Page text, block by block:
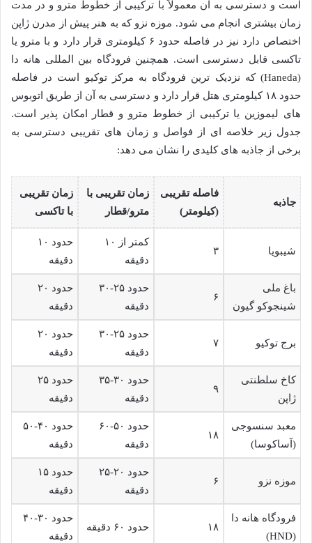
است و دسترسی به آن معمولاً با ترکیبی از خطوط مترو و در مدت
زمان بیشتری انجام می شود. موزه نزو که به هنر پیش از مدرن ژاپن
اختصاص دارد نیز در فاصله حدود ۶ کیلومتری قرار دارد و با مترو یا
تاکسی قابل دسترسی است. همچنین فرودگاه بین المللی هانه دا
(Haneda) که نزدیک ترین فرودگاه به مرکز توکیو است در فاصله
حدود ۱۸ کیلومتری هتل قرار دارد و دسترسی به آن از طریق اتوبوس
های لیموزین یا ترکیبی از خطوط مترو و قطار امکان پذیر است.
جدول زیر خلاصه ای از فواصل و زمان های تقریبی دسترسی به
برخی از جاذبه های کلیدی را نشان می دهد:
جاذبه
فاصله تقریبی
(کیلومتر)
زمان تقریبی با
مترو/قطار
زمان تقریبی
با تاکسی
شیبویا ۳
کمتر از ۱۰
دقیقه
حدود ۱۰
دقیقه
باغ ملی
شینجوکو گیون
۶
حدود ۲۵-۳۰
دقیقه
حدود ۲۰
دقیقه
برج توکیو ۷
حدود ۲۵-۳۰
دقیقه
حدود ۲۰
دقیقه
کاخ سلطنتی
ژاپن
۹
حدود ۳۰-۳۵
دقیقه
حدود ۲۵
دقیقه
معبد سنسوجی
(آساکوسا)
۱۸
حدود ۵۰-۶۰
دقیقه
حدود ۴۰-۵۰
دقیقه
موزه نزو ۶
حدود ۲۰-۲۵
دقیقه
حدود ۱۵
دقیقه
فرودگاه هانه دا
(HND)
۱۸ حدود ۶۰ دقیقه
حدود ۳۰-۴۰
دقیقه